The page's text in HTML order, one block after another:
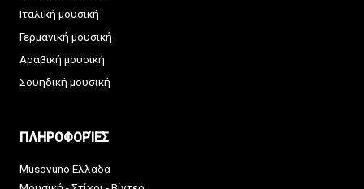
Ιταλική μουσική
Γερμανική μουσική
Αραβική μουσική
Σουηδική μουσική
ΠΛΗΡΟΦΟΡΊΕΣ
Musovuno Ελλαδα